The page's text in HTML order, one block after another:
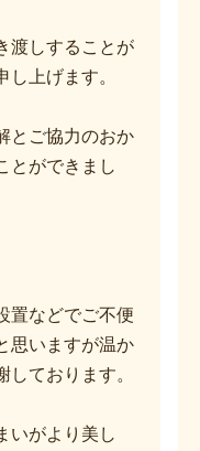
渡しすることが
上げます。
とご協力のおか
とができまし
置などでご不便
思いますが温か
ております。
いがより美し